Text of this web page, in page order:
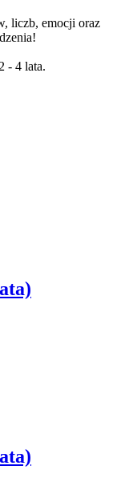
liczb, emocji oraz
- 4 lata.